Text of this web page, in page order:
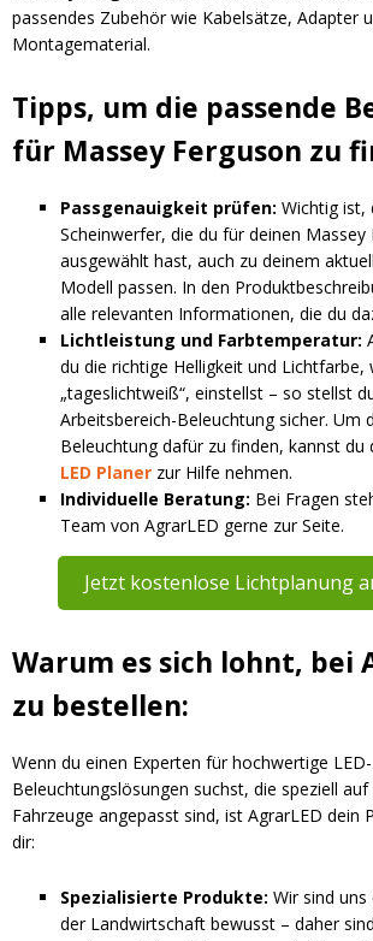
passendes Zubehör wie Kabelsätze, Adapter
Montagematerial.
Tipps, um die passende
für Massey Ferguson zu
Passgenauigkeit prüfen: Wichtig ist,
Scheinwerfer, die du für deinen Massey
ausgewählt hast, auch zu deinem
Modell passen. In den
alle relevanten Informationen, die du
Lichtleistung und Farbtemperatur:
du die richtige Helligkeit und Lichtfarbe,
„tageslichtweiß“, einstellst – so stellst
Arbeitsbereich-Beleuchtung sicher. Um
Beleuchtung dafür zu finden, kannst du
LED Planer zur Hilfe nehmen.
Individuelle Beratung: Bei Fragen
Team von AgrarLED gerne zur Seite.
Jetzt kostenlose Lichtplanung
Warum es sich lohnt, bei
zu bestellen:
Wenn du einen Experten für hochwertige LED-
Beleuchtungslösungen suchst, die speziell
Fahrzeuge angepasst sind, ist AgrarLED dein
dir:
Spezialisierte Produkte: Wir sind
der Landwirtschaft bewusst – daher